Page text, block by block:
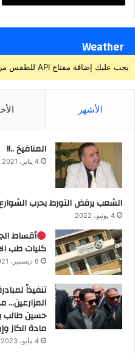
Weather
يجب عليك إضافة مفتاح API للطقس من خلال صفحة إعدادات القالب > الدمج.
الأشهر
المنافيخ ..!!
4 يناير، 2021
الشعب يرفض التورط بحرب
4 يونيو، 2022
أقساط
كليات طب
6 ديسمبر، 2021
تنفيذاً
المزارعين…
حسين طالب
مادة الكاز
4 مايو، 2023